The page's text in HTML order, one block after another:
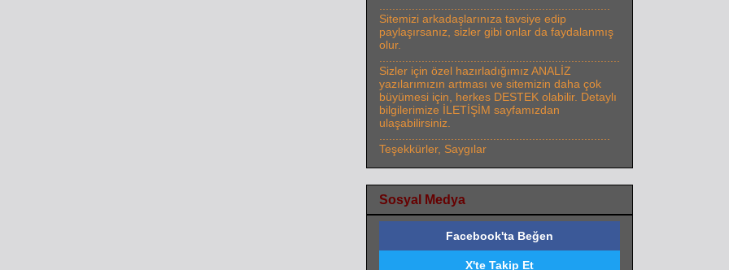
Sitemizi arkadaşlarınıza tavsiye edip
paylaşırsanız, sizler gibi onlar da faydalanmış
olur.
Sizler için özel hazırladığımız ANALİZ
yazılarımızın artması ve sitemizin daha çok
büyümesi için, herkes DESTEK olabilir. Detaylı
bilgilerimize İLETİŞİM sayfamızdan
ulaşabilirsiniz.
Teşekkürler, Saygılar
Sosyal Medya
Facebook'ta Beğen
X'te Takip Et